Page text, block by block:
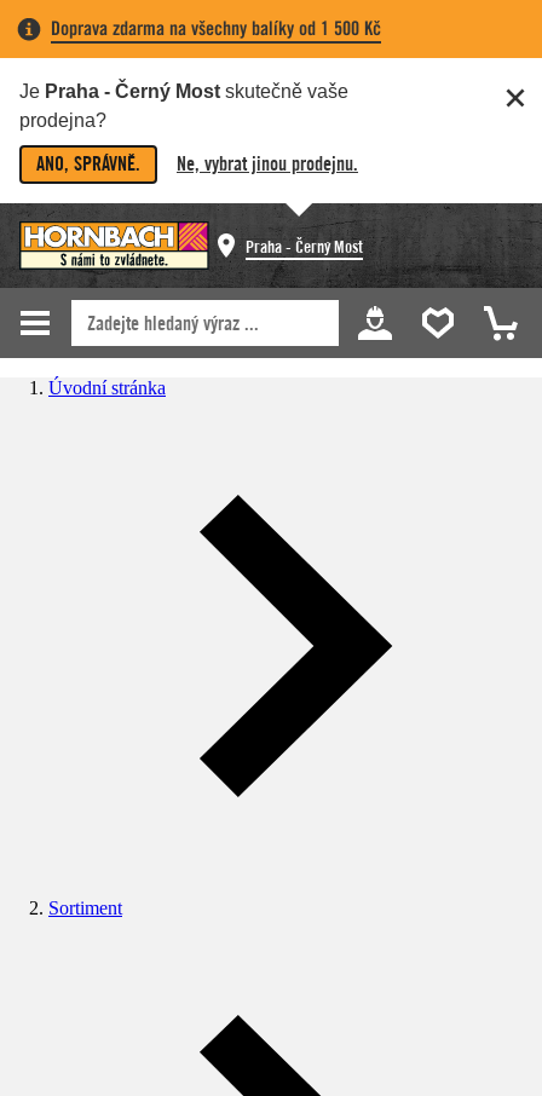
Doprava zdarma na všechny balíky od 1 500 Kč
Je Praha - Černý Most skutečně vaše
prodejna?
ANO, SPRÁVNĚ. Ne, vybrat jinou prodejnu.
Praha - Černý Most
Úvodní stránka
Sortiment